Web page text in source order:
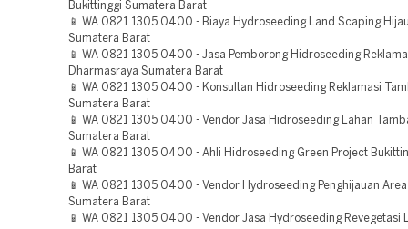
Bukittinggi Sumatera Barat
📱 WA 0821 1305 0400 - Biaya Hydroseeding Land Scaping
Sumatera Barat
📱 WA 0821 1305 0400 - Jasa Pemborong Hidroseeding
Dharmasraya Sumatera Barat
📱 WA 0821 1305 0400 - Konsultan Hidroseeding Reklamasi
Sumatera Barat
📱 WA 0821 1305 0400 - Vendor Jasa Hidroseeding Lahan
Sumatera Barat
📱 WA 0821 1305 0400 - Ahli Hidroseeding Green Project
Barat
📱 WA 0821 1305 0400 - Vendor Hydroseeding Penghijauan
Sumatera Barat
📱 WA 0821 1305 0400 - Vendor Jasa Hydroseeding Revegetasi